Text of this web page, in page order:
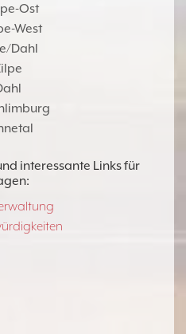
Ost
West
Dahl
interessante Links für
: